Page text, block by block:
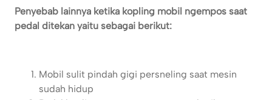
Penyebab lainnya ketika kopling mobil ngempos saat
pedal ditekan yaitu sebagai berikut:
Mobil sulit pindah gigi persneling saat mesin
sudah hidup